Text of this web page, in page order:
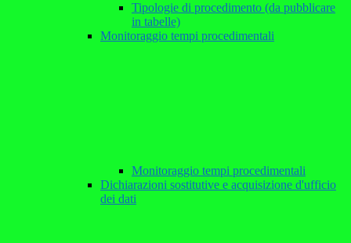
Tipologie di procedimento (da pubblicare
in tabelle)
Monitoraggio tempi procedimentali
Monitoraggio tempi procedimentali
Dichiarazioni sostitutive e acquisizione d'ufficio
dei dati